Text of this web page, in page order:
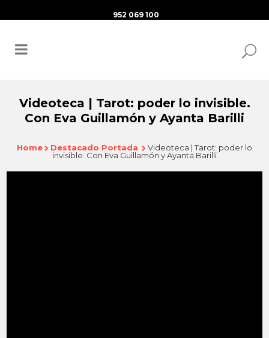
952 069 100
Videoteca | Tarot: poder lo invisible.
Con Eva Guillamón y Ayanta Barilli
Home Destacado Portada
Videoteca | Tarot: poder lo
invisible. Con Eva Guillamón y Ayanta Barilli